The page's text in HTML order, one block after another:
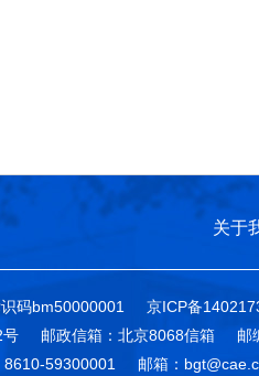
关于
码bm50000001 京ICP备
号
邮政信箱：北京8068信箱 邮
8610-59300001 邮箱：